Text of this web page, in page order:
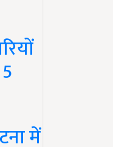
में